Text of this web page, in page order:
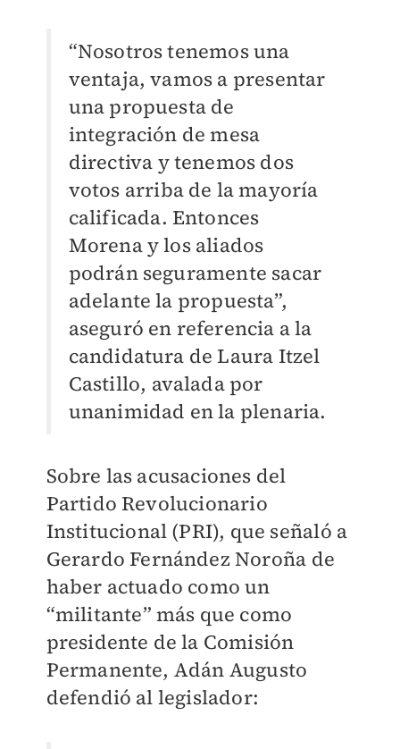
“Nosotros tenemos una
ventaja, vamos a presentar
una propuesta de
integración de mesa
directiva y tenemos dos
votos arriba de la mayoría
calificada. Entonces
Morena y los aliados
podrán seguramente sacar
adelante la propuesta”,
aseguró en referencia a la
candidatura de Laura Itzel
Castillo, avalada por
unanimidad en la plenaria.
Sobre las acusaciones del
Partido Revolucionario
Institucional (PRI), que señaló a
Gerardo Fernández Noroña de
haber actuado como un
“militante” más que como
presidente de la Comisión
Permanente, Adán Augusto
defendió al legislador: